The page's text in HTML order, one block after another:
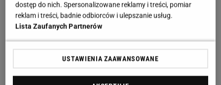
dostęp do nich. Spersonalizowane reklamy i treści, pomiar
reklam i treści, badnie odbiorców i ulepszanie usług.
Lista Zaufanych Partnerów
USTAWIENIA ZAAWANSOWANE